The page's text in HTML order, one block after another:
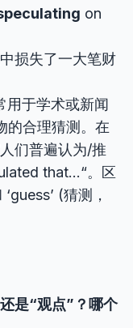
on
损失了一大笔财
用于学术或新闻
的合理猜测。在
们普遍认为/推
that…“。区
(猜测，
是“观点”？哪个